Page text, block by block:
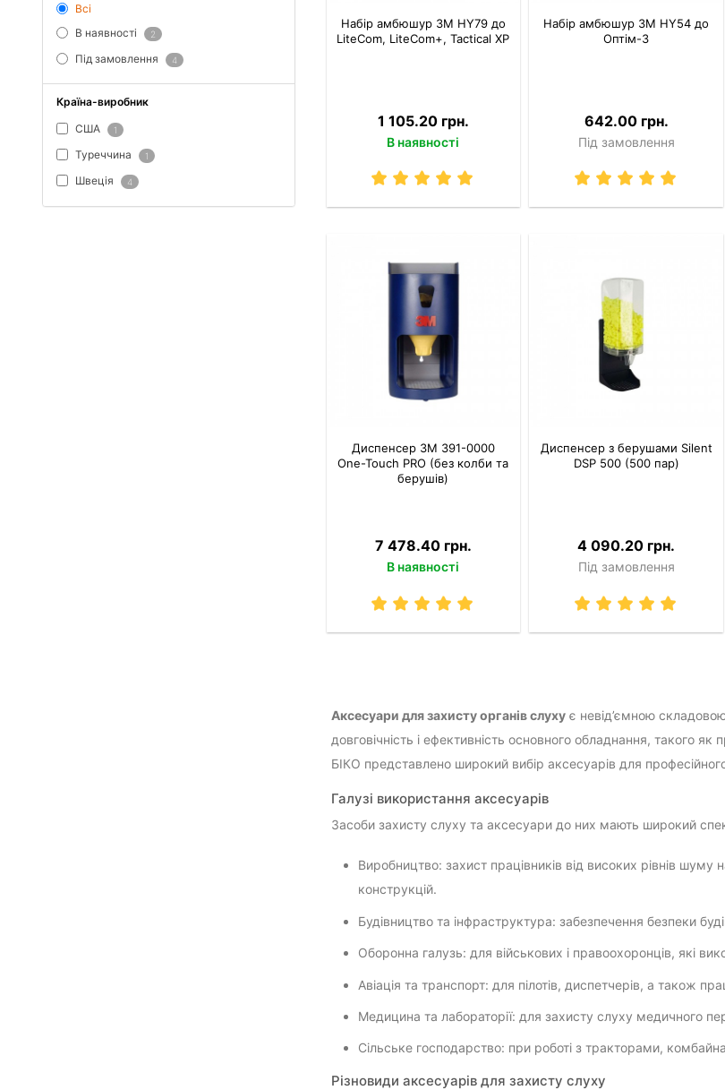
Всі
В наявності
2
Під замовлення 4
Країна-виробник
США 1
Туреччина 1
Швеція 4
Набір амбюшур 3M HY79 до
LiteCom, LiteCom+, Tactical XP
1 105.20 грн.
В наявності
Набір амбюшур 3M HY54 до
Оптім-3
642.00 грн.
Під замовлення
Диспенсер 3M 391-0000
One-Touch PRO (без колби та
берушів)
7 478.40 грн.
В наявності
Диспенсер з берушами Silent
DSP 500 (500 пар)
4 090.20 грн.
Під замовлення
Аксесуари для захисту органів слухує невід’ємною
довговічність і ефективність основного обладнання, такого
БІКО представлено широкий вибір аксесуарів для
Галузі використання аксесуарів
Засоби захисту слуху та аксесуари до них мають широкий
Виробництво: захист працівників від високих рівнів
конструкцій.
Будівництво та інфраструктура: забезпечення безпеки
Оборонна галузь: для військових і правоохоронців, які
Авіація та транспорт: для пілотів, диспетчерів, а також
Медицина та лабораторії: для захисту слуху медичного
Сільське господарство: при роботі з тракторами,
Різновиди аксесуарів для захисту слуху